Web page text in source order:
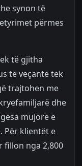
synon të
përmes
të gjitha
të veçantë tek
trajtohen me
dhe
mujore e
Për klientët e
nga 2,800